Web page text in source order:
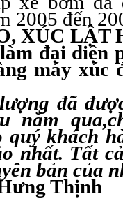
2005 đến
XÚC LẬT
đại diện
máy xúc
đã
năm
quý khách
nhất. Tất
bản của
Thịnh